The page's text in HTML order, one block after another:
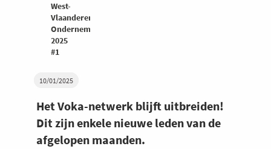
10/01/2025
Het Voka-netwerk blijft uitbreiden!
Dit zijn enkele nieuwe leden van de
afgelopen maanden.
West-
Vlaanderen
Ondernemers
2025
#1